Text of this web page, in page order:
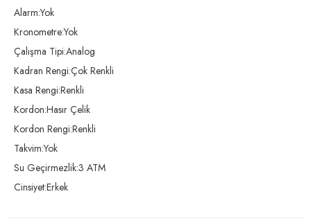
Alarm:Yok
Kronometre:Yok
Çalışma Tipi:Analog
Kadran Rengi:Çok Renkli
Kasa Rengi:Renkli
Kordon:Hasır Çelik
Kordon Rengi:Renkli
Takvim:Yok
Su Geçirmezlik:3 ATM
Cinsiyet:Erkek